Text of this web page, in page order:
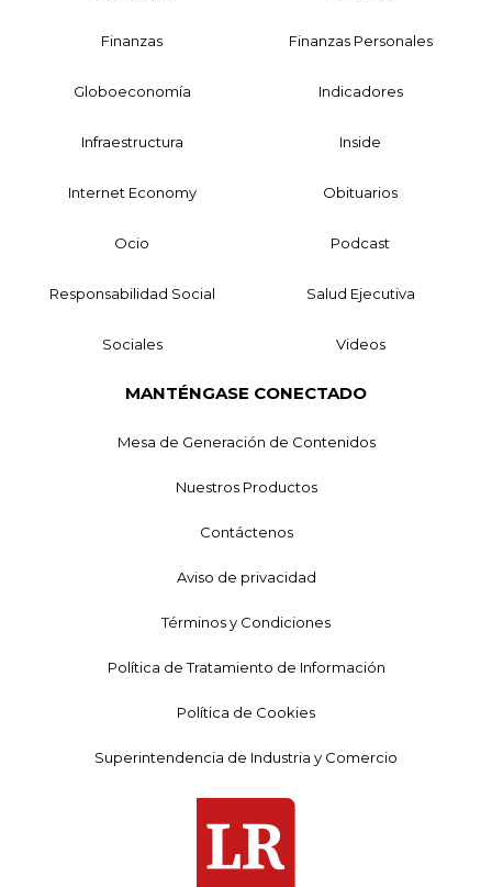
Finanzas Finanzas Personales
Globoeconomía Indicadores
Infraestructura Inside
Internet Economy Obituarios
Ocio Podcast
Responsabilidad Social Salud Ejecutiva
Sociales Videos
MANTÉNGASE CONECTADO
Mesa de Generación de Contenidos
Nuestros Productos
Contáctenos
Aviso de privacidad
Términos y Condiciones
Política de Tratamiento de Información
Política de Cookies
Superintendencia de Industria y Comercio